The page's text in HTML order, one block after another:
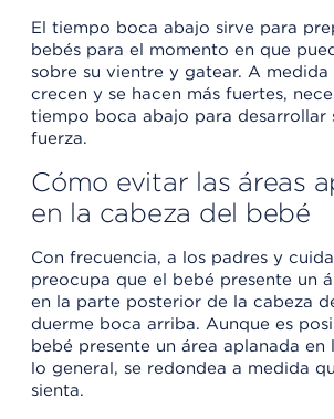
El tiempo boca abajo sirve para
bebés para el momento en que
sobre su vientre y gatear. A medida
crecen y se hacen más fuertes,
tiempo boca abajo para desarrollar
fuerza.
Cómo evitar las áreas
en la cabeza del bebé
Con frecuencia, a los padres y
preocupa que el bebé presente un
en la parte posterior de la cabeza
duerme boca arriba. Aunque es
bebé presente un área aplanada en
lo general, se redondea a medida
sienta.